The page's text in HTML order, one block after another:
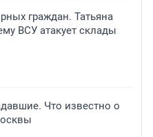
граждан. Татьяна
ВСУ атакует склады
Что известно о